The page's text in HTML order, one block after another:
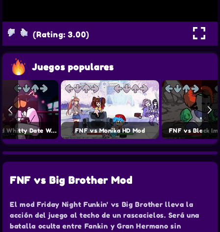
(Rating: 3.00)
Juegos populares
FNF Carol and Whitty Date Week FNF vs Monika HD Mod FNF vs Black
FNF vs Big Brother Mod
El mod Friday Night Funkin' vs Big Brother lleva la
acción del juego al techo de un rascacielos. Será una
batalla oculta entre Fankin y Gran Hermano sin